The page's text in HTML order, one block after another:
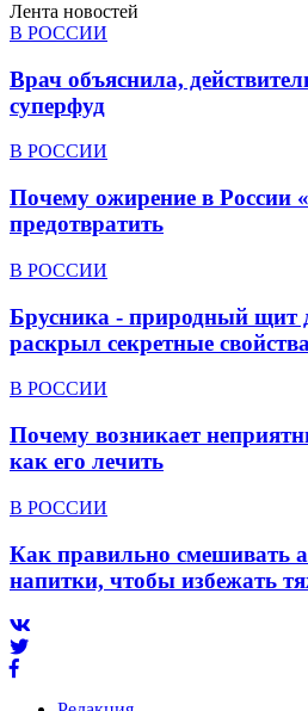
Лента новостей
В РОССИИ
Врач объяснила,
суперфуд
В РОССИИ
Почему ожирение в России
предотвратить
В РОССИИ
Брусника - природный щит
раскрыл секретные
В РОССИИ
Почему возникает
как его лечить
В РОССИИ
Как правильно смешивать
напитки, чтобы избежать